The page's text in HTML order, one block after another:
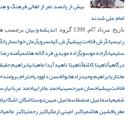
بیش از پانصد نفر از اهالی فرهنگ
امام علی شدند
تاریخ: مرداد 7ام, 1399 گروه: اندیشه و بیان برچسب
رئیسیانآرش فلاحت‌پیشهآرش کیخسرویآرمان خوانساریان
سلیمیانآزاده موسویآزاده مویدی فردآلاله هاشمیآمنه
درگاهیآناهیتا کاشفآناهیتا ناهیدآیدا ماهیانیابراهیم
مختاریابراهیم وحیدزادهابوالحسن داوودیاحترام برومند
فلاحت‌پیشهاحسان میرحسینیاحمد بخاراییاحمد عربانی
شفیعیاسماعیل منصفاسماعیل میهن‌دوستاشکان اشکانی
مغزیافشین هاشمیاکبر امینی ارمکیاکبر رحمتیاکبر عالمی